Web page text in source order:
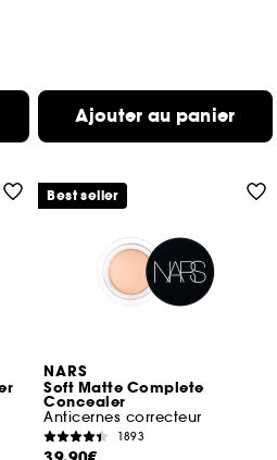
Ajouter au panier
NARS
Soft Matte Complete
Concealer
Anticernes correcteur
1893
Best seller